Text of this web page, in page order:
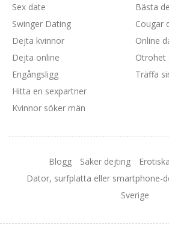
Sex date
Swinger Dating
Bästa
Cougar
Dejta kvinnor
Dejta online
Engångsligg
Hitta en sexpartner
Kvinnor söker män
Online
Otrohet
Träffa
Blogg Säker dejting
Dator, surfplatta eller smartphone-
Sverige